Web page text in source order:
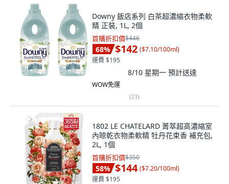
Downy 飯店系列 白茶超濃縮衣物柔軟
精 正裝, 1L, 2個
首購折扣價$446
68% $142 ($7.10/100ml)
運費 $195
8/10 星期一 預計送達
WOW免運
(23)
1802 LE CHATELARD 菁萃超高濃縮室
內晾乾衣物柔軟精 牡丹花束香 補充包,
2L, 1個
首購折扣價$350
58% $144 ($7.20/100ml)
運費 $195